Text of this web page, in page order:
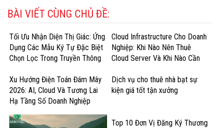
BÀI VIẾT CÙNG CHỦ ĐỀ:
Tối Ưu Nhận Diện Thị Giác: Ứng
Dụng Các Mẫu Ký Tự Đặc Biệt
Chọn Lọc Trong Truyền Thông
Cloud Infrastructure Cho Doanh
Nghiệp: Khi Nào Nên Thuê
Cloud Server Và Khi Nào Cần
Xu Hướng Điện Toán Đám Mây
2026: AI, Cloud Và Tương Lai
Hạ Tầng Số Doanh Nghiệp
Dịch vụ cho thuê nhà bạt sự
kiện giá tốt tận xưởng
Top 10 Đơn Vị Đăng Ký Thương